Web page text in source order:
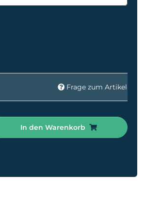
Frage zum Artikel
In den Warenkorb